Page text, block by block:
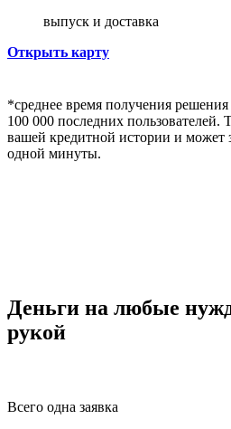
выпуск и доставка
Открыть карту
*среднее время получения
100 000 последних пользователей.
вашей кредитной истории и может
одной минуты.
Деньги на любые
рукой
Всего одна заявка